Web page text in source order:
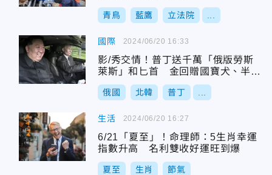
青鳥 藍鷹 立法院
國際
影/秀交情！普丁送千萬「俄版勞斯
萊斯」和匕首 金回贈國寶犬、半身
雕像
俄國 北韓 普丁
2024/06/20 16:33
生活
6/21「夏至」！命理師：5生肖幸運
指數升高 名利雙收好運旺到爆
夏至 生肖 節氣
2024/06/20 16:27